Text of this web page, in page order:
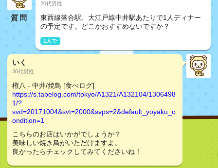
質問
20代男性
東西線落合駅、大江戸線中井駅あたりで1人ディナー
の予定です。どこかおすすめないですか？
1人で
いく
30代男性
権八 - 中井/焼鳥 [食べログ]
https://s.tabelog.com/tokyo/A1321/A132104/1306498
1/?
svd=20171004&svt=2000&svps=2&default_yoyaku_c
ondition=1
こちらのお店はいかがでしょうか？
美味しい焼き鳥がいただけますよ。
良かったらチェックしてみてくださいね！